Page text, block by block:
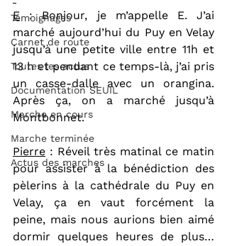
Témoignages
Carnet de route
Toutes les actus
Documentation SEUIL
Marche en cours
Marche terminée
Actus des marches
E : Bonjour, je m’appelle E. J’ai
marché aujourd’hui du Puy en Velay
jusqu’à une petite ville entre 11h et
13 h et pendant ce temps-là, j’ai pris
un casse-dalle avec un orangina.
Après ça, on a marché jusqu’à
Montbonnet.
Pierre : Réveil très matinal ce matin
pour assister à la bénédiction des
pèlerins à la cathédrale du Puy en
Velay, ça en vaut forcément la
peine, mais nous aurions bien aimé
dormir quelques heures de plus…